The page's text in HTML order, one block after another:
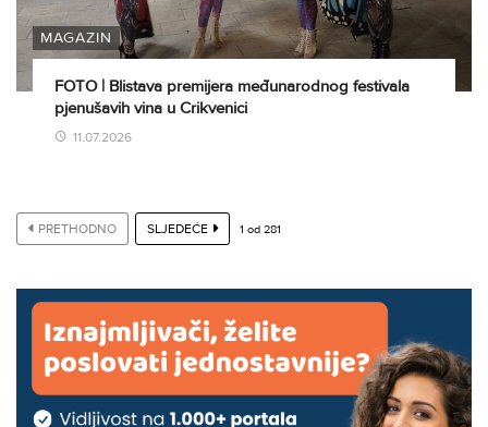
MAGAZIN
FOTO | Blistava premijera međunarodnog festivala
pjenušavih vina u Crikvenici
11.07.2026
PRETHODNO SLJEDEĆE 1 od 281